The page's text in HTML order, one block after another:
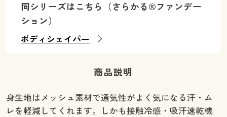
同シリーズはこちら（さらかる®ファンデー
ション）
ボディシェイパー
商品説明
身生地はメッシュ素材で通気性がよく気になる汗・ム
レを軽減してくれます。しかも接触冷感・吸汗速乾機